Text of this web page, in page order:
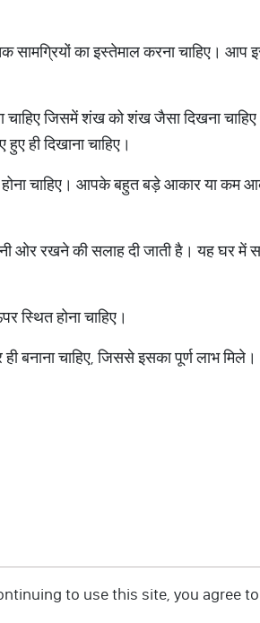
का इस्तेमाल करना चाहिए। आप
जिसमें शंख को शंख जैसा दिखना
ही दिखाना चाहिए।
चाहिए। आपके बहुत बड़े आकार या कम
ओर रखने की सलाह दी जाती है। यह घर में
स्थित होना चाहिए।
बनाना चाहिए, जिससे इसका पूर्ण लाभ मिले।
to use this site, you agree